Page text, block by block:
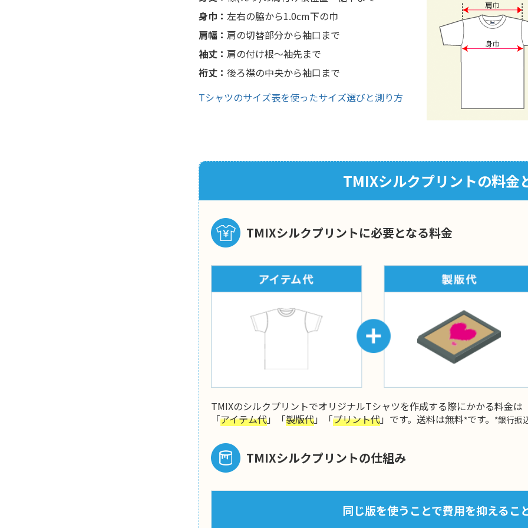
身巾： 左右の脇から1.0cm下の巾
肩幅： 肩の切替部分から袖口まで
袖丈： 肩の付け根〜袖先まで
裄丈： 後ろ襟の中央から袖口まで
Tシャツのサイズ表を使ったサイズ選びと測り方
TMIXシルクプリントの料金
TMIXシルクプリントに必要となる料金
TMIXのシルクプリントでオリジナルTシャツを作成する際にかかる料金は
「アイテム代」「製版代」「プリント代」です。送料は無料*です。 *銀行振
TMIXシルクプリントの仕組み
同じ版を使うことで費用を抑えるこ